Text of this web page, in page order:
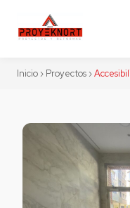
Inicio › Proyectos ›